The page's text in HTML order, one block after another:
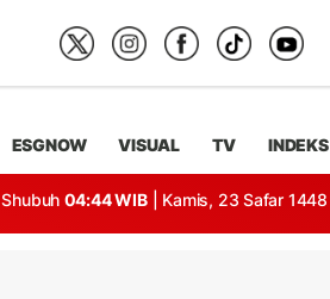
ESGNOW VISUAL TV INDEKS
Shubuh 04:44 WIB | Kamis, 23 Safar 1448